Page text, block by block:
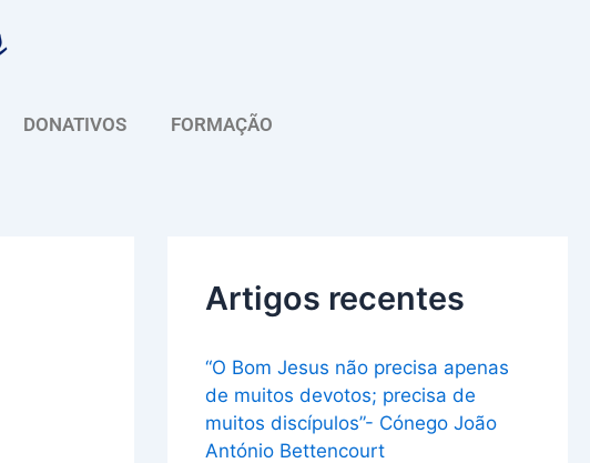
DONATIVOS FORMAÇÃO
Artigos recentes
“O Bom Jesus não precisa apenas
de muitos devotos; precisa de
muitos discípulos”- Cónego João
António Bettencourt
u